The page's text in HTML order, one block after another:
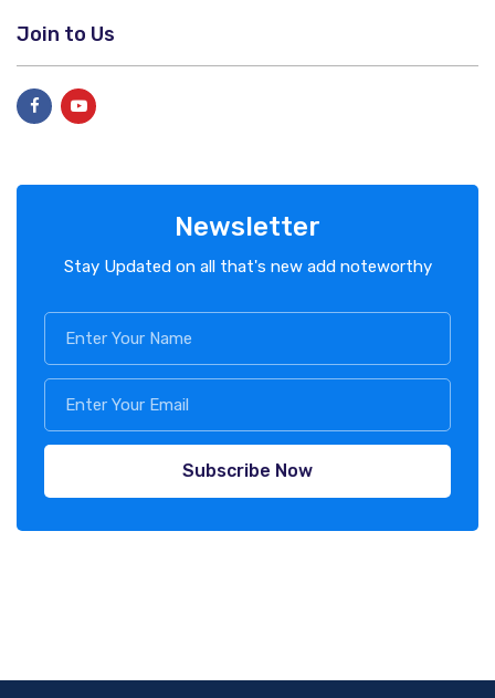
Join to Us
Newsletter
Stay Updated on all that's new add noteworthy
Subscribe Now